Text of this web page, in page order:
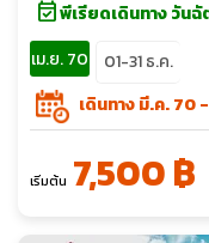
event_availableพีเรียดเดินทาง วัน
เม.ย. 70
01-31 ธ.ค.
เดินทาง มี.ค. 70
เริ่มต้น 7,500 ฿